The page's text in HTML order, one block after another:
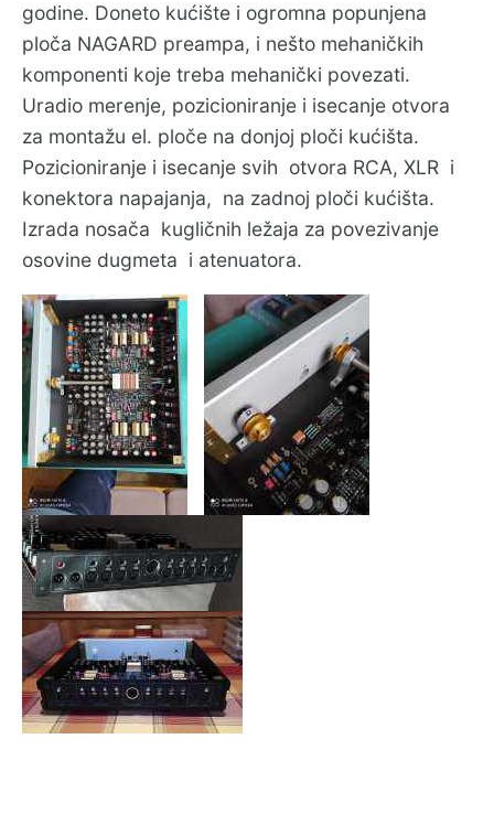
godine. Doneto kućište i ogromna popunjena
ploča NAGARD preampa, i nešto mehaničkih
komponenti koje treba mehanički povezati.
Uradio merenje, pozicioniranje i isecanje otvora
za montažu el. ploče na donjoj ploči kućišta.
Pozicioniranje i isecanje svih otvora RCA, XLR i
konektora napajanja, na zadnoj ploči kućišta.
Izrada nosača kugličnih ležaja za povezivanje
osovine dugmeta i atenuatora.